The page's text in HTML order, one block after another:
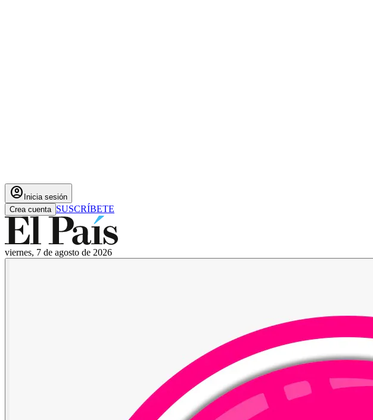
account_circle Inicia sesión
Crea cuenta SUSCRÍBETE
viernes, 7 de agosto de 2026